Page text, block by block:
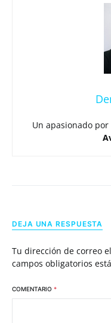
Un apasionado
DEJA UNA RESPUESTA
Tu dirección de correo
campos obligatorios
COMENTARIO *